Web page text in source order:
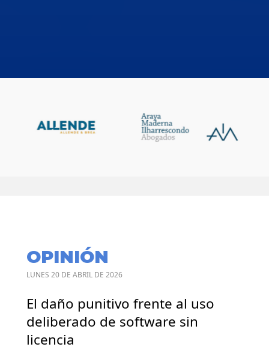
OPINIÓN
LUNES 20 DE ABRIL DE 2026
El daño punitivo frente al uso
deliberado de software sin
licencia